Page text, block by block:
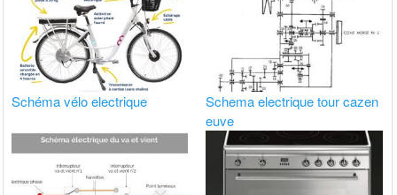
Schéma vélo electrique
Schema electrique tour cazen
euve